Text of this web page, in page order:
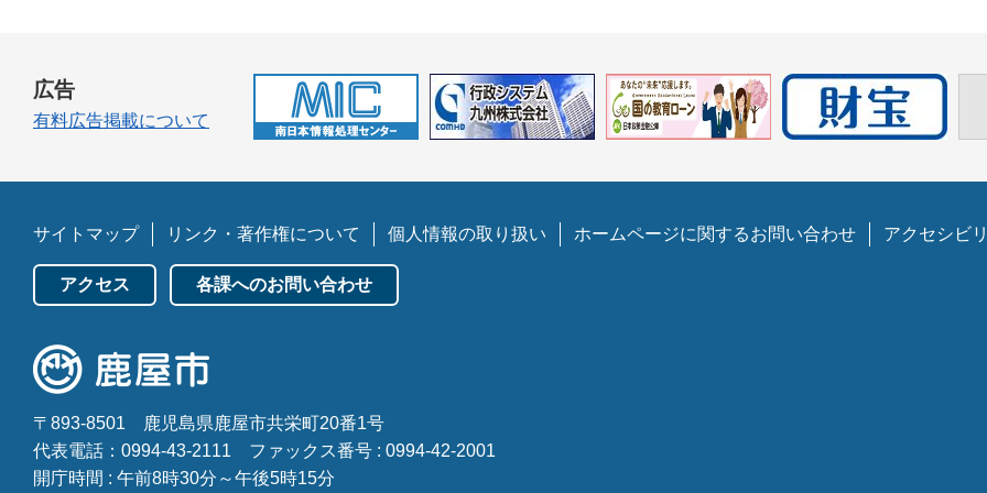
広告
有料広告掲載について
サイトマップ リンク・著作権について 個人情報の取り扱い ホームページに関するお問い合わせ アクセシビ
アクセス 各課へのお問い合わせ
〒893-8501
鹿児島県鹿屋市共栄町20番1号
代表電話：0994-43-2111
ファックス番号 : 0994-42-2001
開庁時間 : 午前8時30分～午後5時15分